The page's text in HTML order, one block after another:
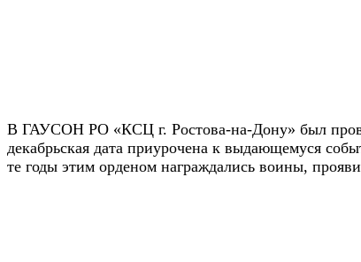
В ГАУСОН РО «КСЦ г. Ростова-на-Дону» был
декабрьская дата приурочена к выдающемуся
те годы этим орденом награждались воины,